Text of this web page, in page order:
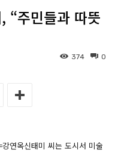
“주민들과 따뜻
0
374
연옥신태미 씨는 도시서 미술